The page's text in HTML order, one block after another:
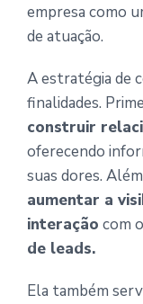
empresa como
de atuação.
A estratégia de
finalidades.
construir
oferecendo
suas dores.
aumentar a
interação com
de leads.
Ela também